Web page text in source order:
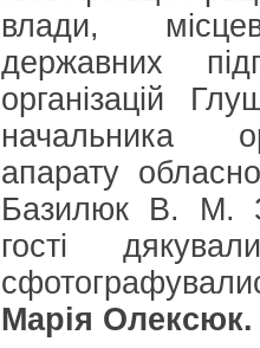
влади,
державних
організацій
начальника
апарату
Базилюк В. М.
гості
Марія Олексюк.